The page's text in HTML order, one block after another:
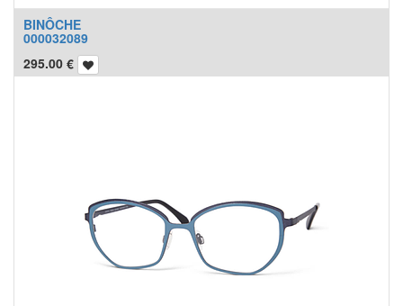
BINÔCHE
000032089
295.00 €